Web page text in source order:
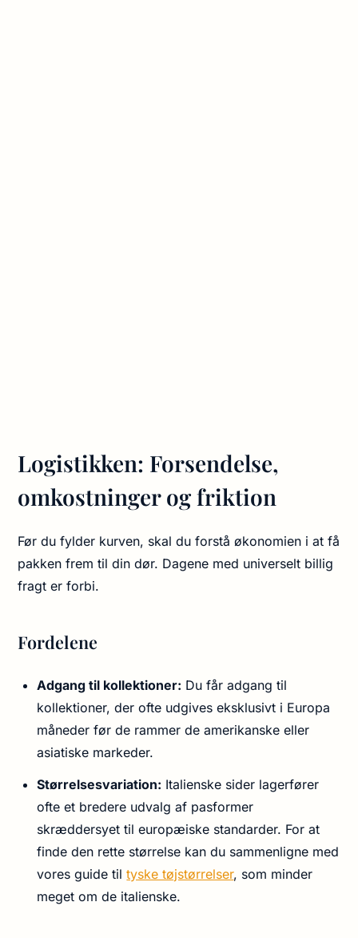
Logistikken: Forsendelse,
omkostninger og friktion
Før du fylder kurven, skal du forstå økonomien i at få
pakken frem til din dør. Dagene med universelt billig
fragt er forbi.
Fordelene
Adgang til kollektioner: Du får adgang til
kollektioner, der ofte udgives eksklusivt i Europa
måneder før de rammer de amerikanske eller
asiatiske markeder.
Størrelsesvariation: Italienske sider lagerfører
ofte et bredere udvalg af pasformer
skræddersyet til europæiske standarder. For at
finde den rette størrelse kan du sammenligne med
vores guide tiltyske tøjstørrelser, som minder
meget om de italienske.